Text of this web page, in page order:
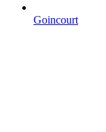
Goincourt